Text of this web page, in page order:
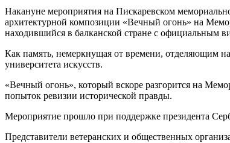
Накануне мероприятия на Пискаревском
архитектурной композиции «Вечный огонь» на
находившийся в балканской стране с официальным
Как память, немеркнущая от времени, отделяющим
университета искусств.
«Вечный огонь», который вскоре разгорится на
попыток ревизии исторической правды.
Мероприятие прошло при поддержке президента
Представители ветеранских и общественных